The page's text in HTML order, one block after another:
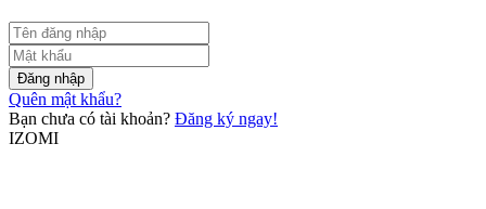
Đăng nhập
Quên mật khẩu?
Bạn chưa có tài khoản? Đăng ký ngay!
IZOMI